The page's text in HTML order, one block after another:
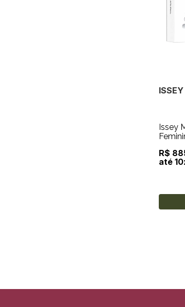
Issey
Feminino Eau De
R$
até